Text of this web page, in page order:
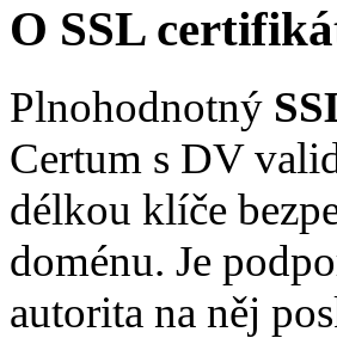
O SSL
Plnohodnotný
Certum s DV
délkou klíče
doménu. Je
autorita na něj